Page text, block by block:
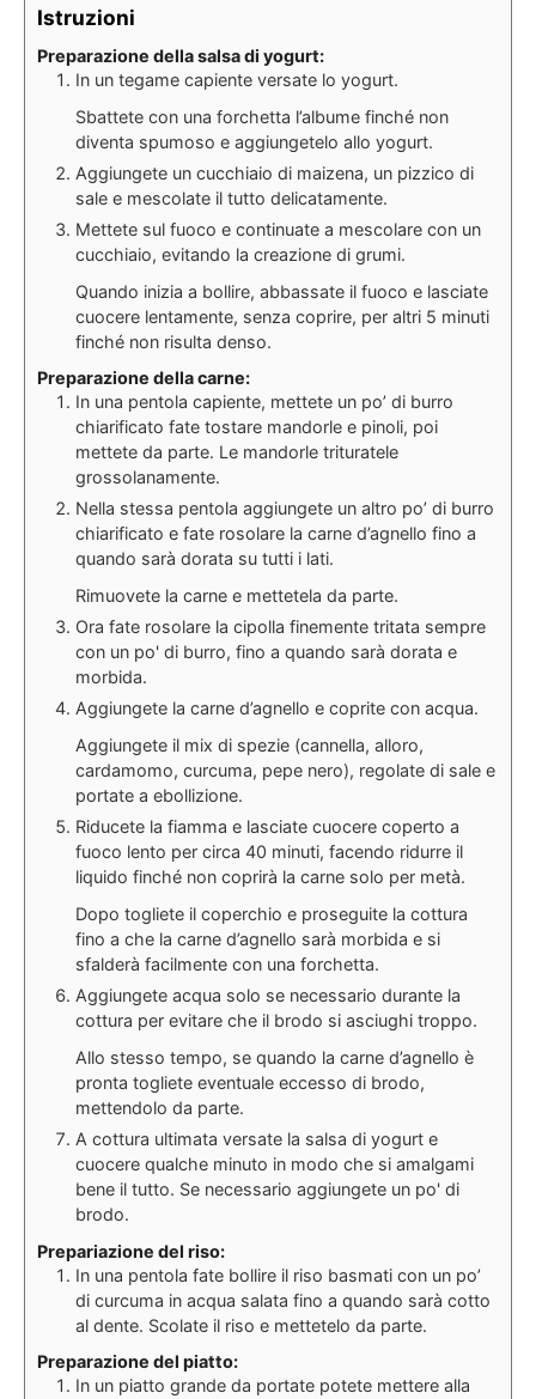
Istruzioni
Preparazione della salsa di yogurt:
In un tegame capiente versate lo yogurt.
Sbattete con una forchetta l’albume finché non
diventa spumoso e aggiungetelo allo yogurt.
Aggiungete un cucchiaio di maizena, un pizzico di
sale e mescolate il tutto delicatamente.
Mettete sul fuoco e continuate a mescolare con un
cucchiaio, evitando la creazione di grumi.
Quando inizia a bollire, abbassate il fuoco e lasciate
cuocere lentamente, senza coprire, per altri 5 minuti
finché non risulta denso.
Preparazione della carne:
In una pentola capiente, mettete un po’ di burro
chiarificato fate tostare mandorle e pinoli, poi
mettete da parte. Le mandorle trituratele
grossolanamente.
Nella stessa pentola aggiungete un altro po’ di burro
chiarificato e fate rosolare la carne d’agnello fino a
quando sarà dorata su tutti i lati.
Rimuovete la carne e mettetela da parte.
Ora fate rosolare la cipolla finemente tritata sempre
con un po' di burro, fino a quando sarà dorata e
morbida.
Aggiungete la carne d’agnello e coprite con acqua.
Aggiungete il mix di spezie (cannella, alloro,
cardamomo, curcuma, pepe nero), regolate di sale e
portate a ebollizione.
Riducete la fiamma e lasciate cuocere coperto a
fuoco lento per circa 40 minuti, facendo ridurre il
liquido finché non coprirà la carne solo per metà.
Dopo togliete il coperchio e proseguite la cottura
fino a che la carne d’agnello sarà morbida e si
sfalderà facilmente con una forchetta.
Aggiungete acqua solo se necessario durante la
cottura per evitare che il brodo si asciughi troppo.
Allo stesso tempo, se quando la carne d’agnello è
pronta togliete eventuale eccesso di brodo,
mettendolo da parte.
A cottura ultimata versate la salsa di yogurt e
cuocere qualche minuto in modo che si amalgami
bene il tutto. Se necessario aggiungete un po' di
brodo.
Prepariazione del riso:
In una pentola fate bollire il riso basmati con un po’
di curcuma in acqua salata fino a quando sarà cotto
al dente. Scolate il riso e mettetelo da parte.
Preparazione del piatto:
In un piatto grande da portate potete mettere alla